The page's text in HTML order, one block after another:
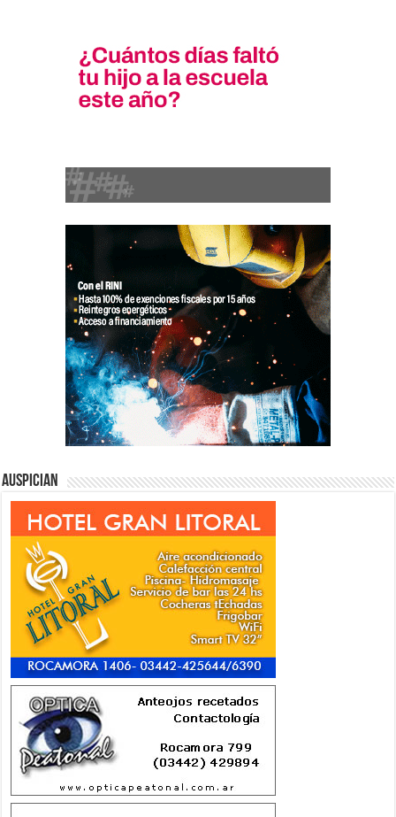
Auspician